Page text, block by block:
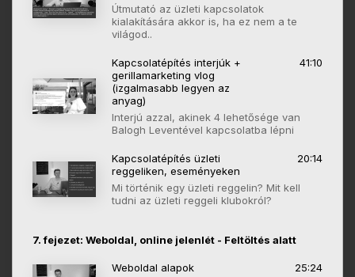
Útmutató az üzleti kapcsolatok
kialakítására akkor is, ha ez nem a te
világod..
Kapcsolatépítés interjúk +
gerillamarketing vlog
(izgalmasabb legyen az
anyag)
41:10
Interjú azzal, akinek 4 lehetősége van
Balogh Leventével kapcsolatba lépni
Kapcsolatépítés üzleti
reggeliken, eseményeken
20:14
Mi történik egy üzleti reggelin? Mit kell
tudni az üzleti reggeli klubokról?
7. fejezet: Weboldal, online jelenlét - Feltöltés alatt
Weboldal alapok
25:24